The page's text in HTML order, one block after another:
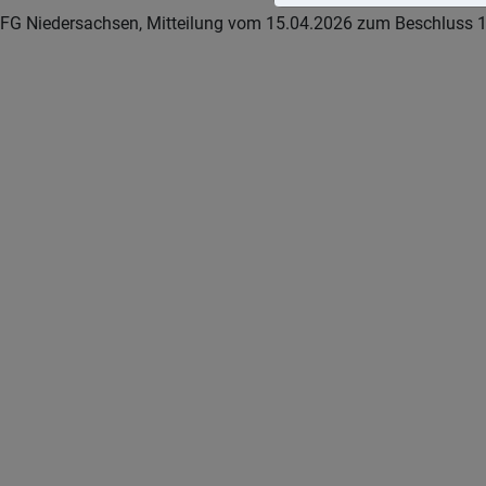
FG Niedersachsen, Mitteilung vom 15.04.2026 zum Beschluss